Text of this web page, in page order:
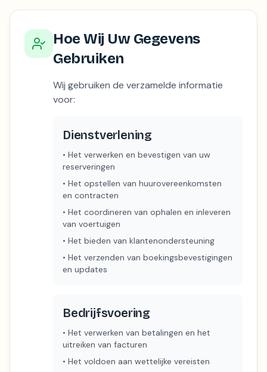
Hoe Wij Uw Gegevens
Gebruiken
Wij gebruiken de verzamelde informatie
voor:
Dienstverlening
• Het verwerken en bevestigen van uw
reserveringen
• Het opstellen van huurovereenkomsten
en contracten
• Het coordineren van ophalen en inleveren
van voertuigen
• Het bieden van klantenondersteuning
• Het verzenden van boekingsbevestigingen
en updates
Bedrijfsvoering
• Het verwerken van betalingen en het
uitreiken van facturen
• Het voldoen aan wettelijke vereisten